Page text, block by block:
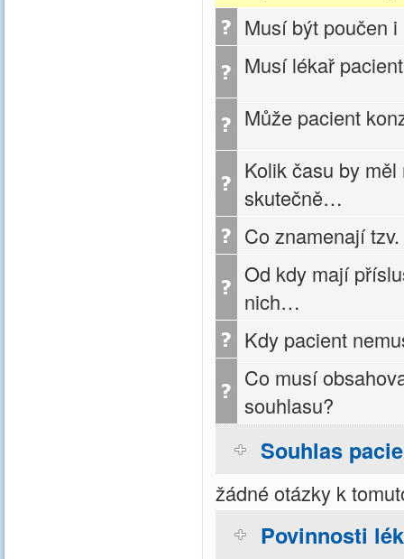
Musí být poučen
Musí lékař
Může pacient
Kolik času by
skutečně…
Co znamenají
Od kdy mají
nich…
Kdy pacient
Co musí
souhlasu?
Souhlas
žádné otázky k
Povinnosti